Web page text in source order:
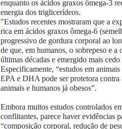
enquanto os ácidos graxos ômega-3
energia dos triglicerídeos.
"Estudos recentes mostraram que a
rica em ácidos graxos ômega-6
progressivo de gordura corporal ao
de que, em humanos, o sobrepeso e a
últimas décadas e emergido mais
Especificamente, “estudos em
EPA e DHA pode ser protetora contra
animais e humanos já obesos”.
Embora muitos estudos controlados
conflitantes, parece haver evidências
“composição corporal, redução de